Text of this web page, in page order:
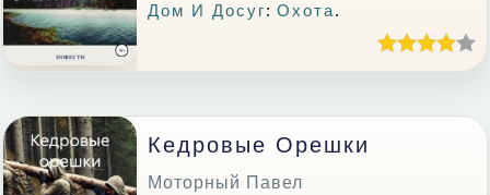
Дом И Досуг:Охота.
Кедровые Орешки
Моторный Павел